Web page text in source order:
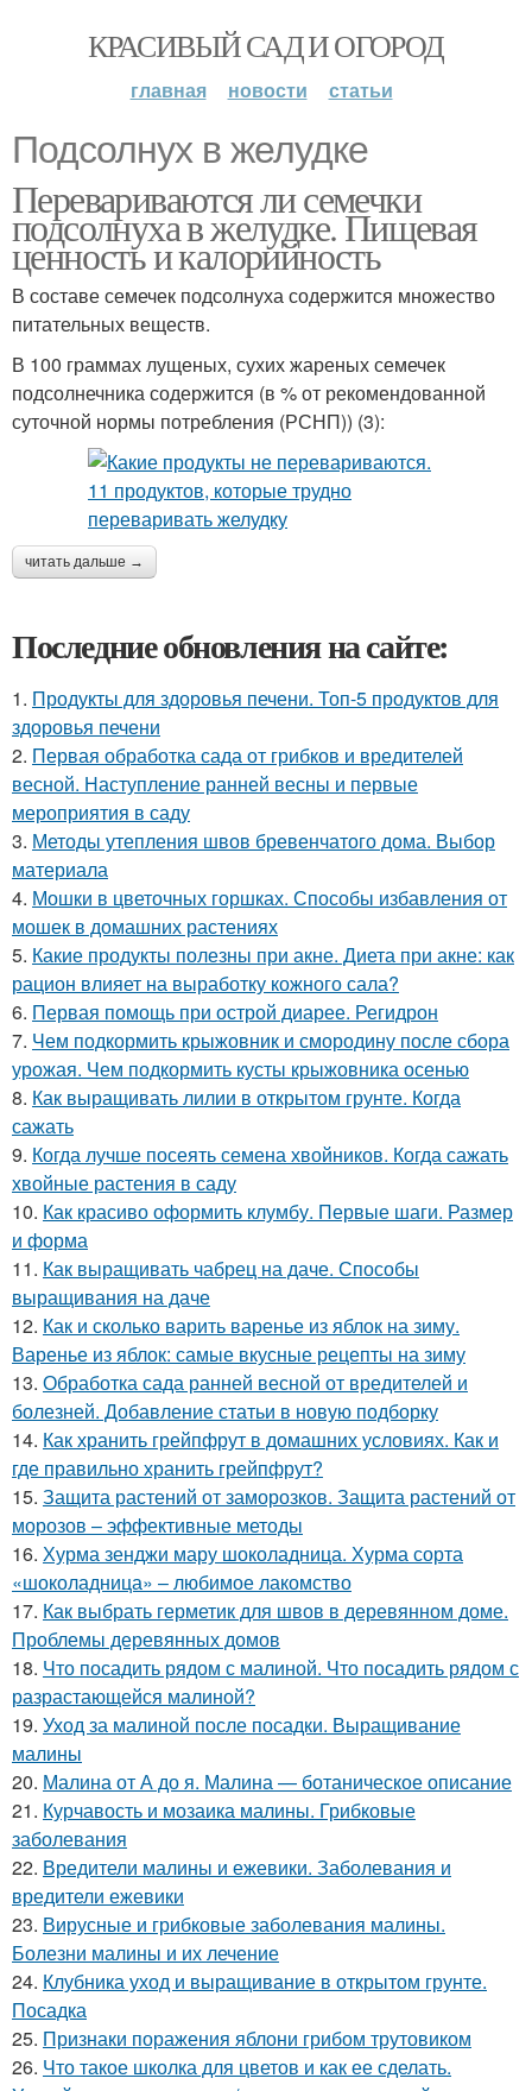
КРАСИВЫЙ САД И ОГОРОД
главная новости статьи
Подсолнух в желудке
Перевариваются ли семечки
подсолнуха в желудке. Пищевая
ценность и калорийность
В составе семечек подсолнуха содержится множество
питательных веществ.
В 100 граммах лущеных, сухих жареных семечек
подсолнечника содержится (в % от рекомендованной
суточной нормы потребления (РСНП)) (3):
читать дальше →
Последние обновления на сайте:
1. Продукты для здоровья печени. Топ-5 продуктов для
здоровья печени
2. Первая обработка сада от грибков и вредителей
весной. Наступление ранней весны и первые
мероприятия в саду
3. Методы утепления швов бревенчатого дома. Выбор
материала
4. Мошки в цветочных горшках. Способы избавления от
мошек в домашних растениях
5. Какие продукты полезны при акне. Диета при акне: как
рацион влияет на выработку кожного сала?
6. Первая помощь при острой диарее. Регидрон
7. Чем подкормить крыжовник и смородину после сбора
урожая. Чем подкормить кусты крыжовника осенью
8. Как выращивать лилии в открытом грунте. Когда
сажать
9. Когда лучше посеять семена хвойников. Когда сажать
хвойные растения в саду
10. Как красиво оформить клумбу. Первые шаги. Размер
и форма
11. Как выращивать чабрец на даче. Способы
выращивания на даче
12. Как и сколько варить варенье из яблок на зиму.
Варенье из яблок: самые вкусные рецепты на зиму
13. Обработка сада ранней весной от вредителей и
болезней. Добавление статьи в новую подборку
14. Как хранить грейпфрут в домашних условиях. Как и
где правильно хранить грейпфрут?
15. Защита растений от заморозков. Защита растений от
морозов – эффективные методы
16. Хурма зенджи мару шоколадница. Хурма сорта
«шоколадница» – любимое лакомство
17. Как выбрать герметик для швов в деревянном доме.
Проблемы деревянных домов
18. Что посадить рядом с малиной. Что посадить рядом с
разрастающейся малиной?
19. Уход за малиной после посадки. Выращивание
малины
20. Малина от А до я. Малина — ботаническое описание
21. Курчавость и мозаика малины. Грибковые
заболевания
22. Вредители малины и ежевики. Заболевания и
вредители ежевики
23. Вирусные и грибковые заболевания малины.
Болезни малины и их лечение
24. Клубника уход и выращивание в открытом грунте.
Посадка
25. Признаки поражения яблони грибом трутовиком
26. Что такое школка для цветов и как ее сделать.